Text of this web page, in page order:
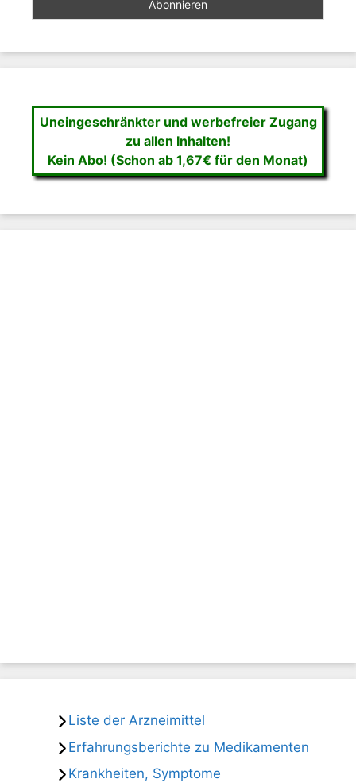
Uneingeschränkter und werbefreier Zugang
zu allen Inhalten!
Kein Abo! (Schon ab 1,67€ für den Monat)
Liste der Arzneimittel
Erfahrungsberichte zu Medikamenten
Krankheiten, Symptome